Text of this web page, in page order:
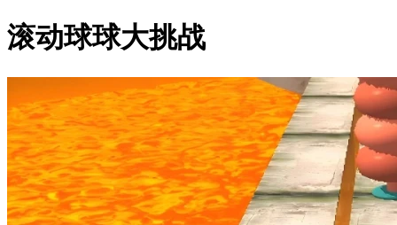
滚动球球大挑战